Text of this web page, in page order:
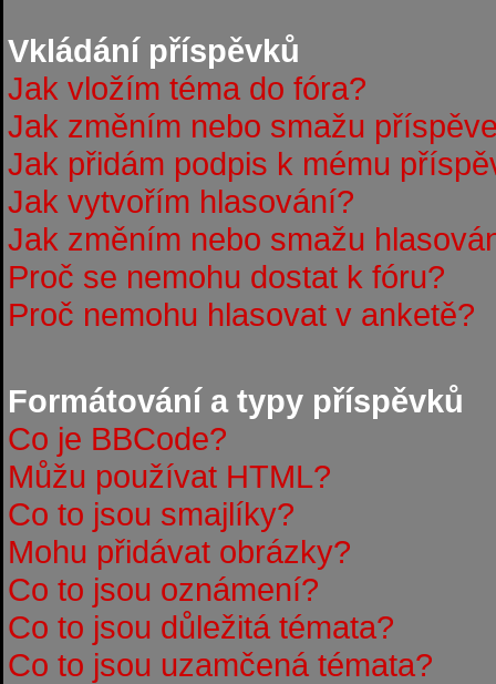
Vkládání příspěvků
Jak vložím téma do fóra?
Jak změním nebo smažu
Jak přidám podpis k mému
Jak vytvořím hlasování?
Jak změním nebo smažu
Proč se nemohu dostat k fóru?
Proč nemohu hlasovat v anketě?
Formátování a typy příspěvků
Co je BBCode?
Můžu používat HTML?
Co to jsou smajlíky?
Mohu přidávat obrázky?
Co to jsou oznámení?
Co to jsou důležitá témata?
Co to jsou uzamčená témata?